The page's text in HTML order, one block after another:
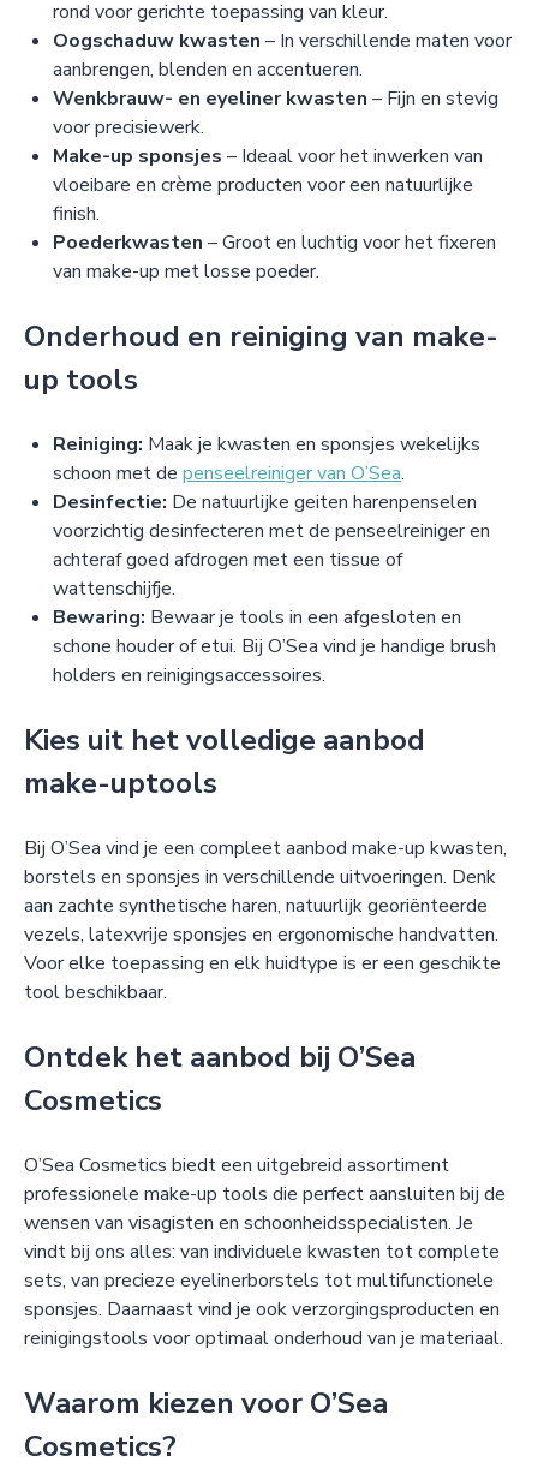
rond voor gerichte toepassing van kleur.
Oogschaduw kwasten – In verschillende maten voor
aanbrengen, blenden en accentueren.
Wenkbrauw- en eyeliner kwasten – Fijn en stevig
voor precisiewerk.
Make-up sponsjes – Ideaal voor het inwerken van
vloeibare en crème producten voor een natuurlijke
finish.
Poederkwasten – Groot en luchtig voor het fixeren
van make-up met losse poeder.
Onderhoud en reiniging van make-
up tools
Reiniging: Maak je kwasten en sponsjes wekelijks
schoon met de penseelreiniger van O’Sea.
Desinfectie: De natuurlijke geiten harenpenselen
voorzichtig desinfecteren met de penseelreiniger en
achteraf goed afdrogen met een tissue of
wattenschijfje.
Bewaring: Bewaar je tools in een afgesloten en
schone houder of etui. Bij O’Sea vind je handige brush
holders en reinigingsaccessoires.
Kies uit het volledige aanbod
make-uptools
Bij O’Sea vind je een compleet aanbod make-up kwasten,
borstels en sponsjes in verschillende uitvoeringen. Denk
aan zachte synthetische haren, natuurlijk georiënteerde
vezels, latexvrije sponsjes en ergonomische handvatten.
Voor elke toepassing en elk huidtype is er een geschikte
tool beschikbaar.
Ontdek het aanbod bij O’Sea
Cosmetics
O’Sea Cosmetics biedt een uitgebreid assortiment
professionele make-up tools die perfect aansluiten bij de
wensen van visagisten en schoonheidsspecialisten. Je
vindt bij ons alles: van individuele kwasten tot complete
sets, van precieze eyelinerborstels tot multifunctionele
sponsjes. Daarnaast vind je ook verzorgingsproducten en
reinigingstools voor optimaal onderhoud van je materiaal.
Waarom kiezen voor O’Sea
Cosmetics?